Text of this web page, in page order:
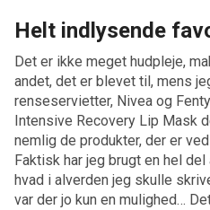
Helt indlysende
Det er ikke meget hudpleje,
andet, det er blevet til, mens
renseservietter, Nivea og
Intensive Recovery Lip Mask
nemlig de produkter, der er
Faktisk har jeg brugt en hel
hvad i alverden jeg skulle
var der jo kun en mulighed…